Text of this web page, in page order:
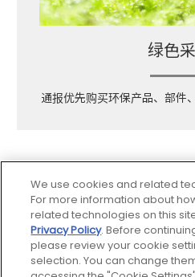
绿色
通报优先购买环保产品、部件、
网站地
We use cookies and related
For more information about
related technologies on this
Privacy Policy. Before
please review your cookie
selection. You can change